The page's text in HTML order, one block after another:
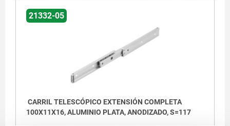
1) La longitud del carril de 80 mm no tiene
21332-05
CARRIL TELESCÓPICO EXTENSIÓN COMPLETA
100X11X16, ALUMINIO PLATA, ANODIZADO, S=117